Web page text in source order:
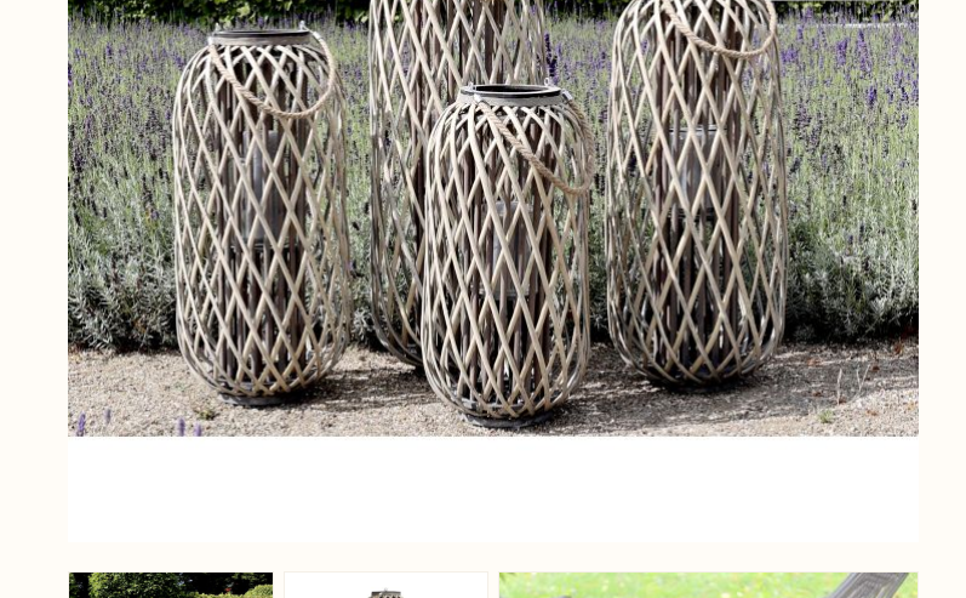
View larger image View larger image View larger image